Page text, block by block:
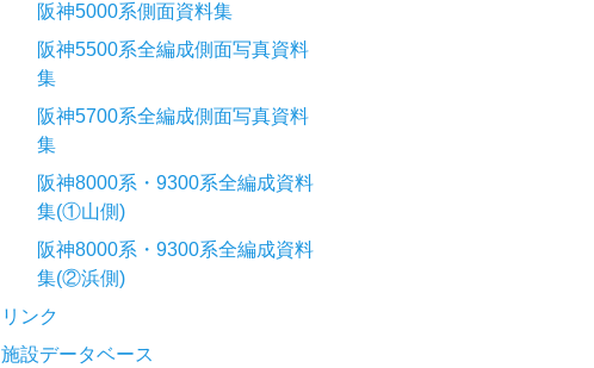
阪神5000系側面資料集
阪神5500系全編成側面写真資料
集
阪神5700系全編成側面写真資料
集
阪神8000系・9300系全編成資料
集(①山側)
阪神8000系・9300系全編成資料
集(②浜側)
リンク
施設データベース